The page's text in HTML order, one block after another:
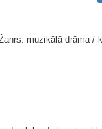
muzikālā drāma